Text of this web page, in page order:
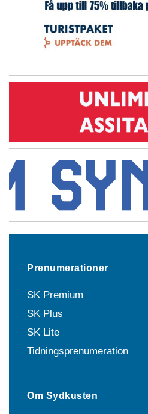
Prenumerationer
SK Premium
SK Plus
SK Lite
Tidningsprenumeration
Om Sydkusten